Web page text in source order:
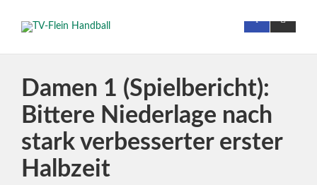
Damen 1 (Spielbericht):
Bittere Niederlage nach
stark verbesserter erster
Halbzeit